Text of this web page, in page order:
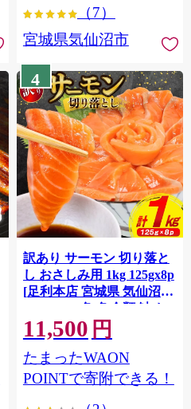
（7）
宮城県気仙沼市
4
訳あり サーモン 切り落と
し おさしみ用 1kg 125gx8p
[足利本店 宮城県 気仙沼市
20564313] 魚 魚介類 鮭 お
刺し身 刺し身 刺身 生 生食
個包装 チリ銀鮭 銀鮭 海鮮
海鮮丼 魚介
11,500 円
たまったWAON
POINTで寄附できる！